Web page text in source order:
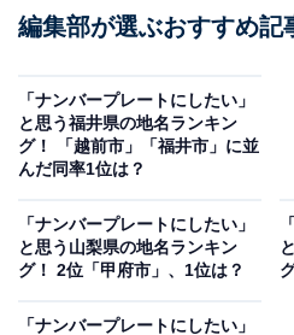
い気持ちがあります」（60代
も観光地的にも有名な場所だ
ナンバープレートにすると風
／大阪府）、「鎌倉の文字、
（50代男性／静岡県）といっ
ました。
編集部が選ぶおすすめ記
「ナンバープレートにしたい」
と思う福井県の地名ランキン
グ！ 「越前市」「福井市」に並
んだ同率1位は？
「ナンバープレートにしたい」
と思う山梨県の地名ランキン
グ！ 2位「甲府市」、1位は？
「ナンバープレートにしたい」